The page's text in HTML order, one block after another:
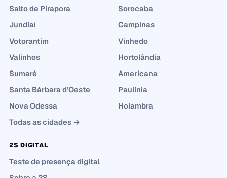
Salto de Pirapora
Sorocaba
Jundiaí
Campinas
Votorantim
Vinhedo
Valinhos
Hortolândia
Sumaré
Americana
Santa Bárbara d’Oeste
Paulínia
Nova Odessa
Holambra
Todas as cidades →
2S DIGITAL
Teste de presença digital